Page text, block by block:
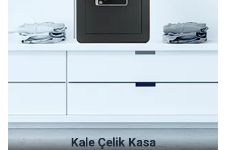
Kale Çelik Kasa